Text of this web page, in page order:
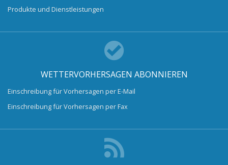
Produkte und Dienstleistungen
WETTERVORHERSAGEN ABONNIEREN
Einschreibung für Vorhersagen per E-Mail
Einschreibung für Vorhersagen per Fax